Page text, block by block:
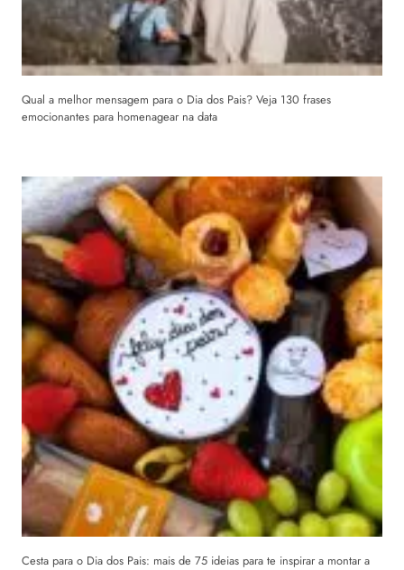
Qual a melhor mensagem para o Dia dos Pais? Veja 130 frases
emocionantes para homenagear na data
Cesta para o Dia dos Pais: mais de 75 ideias para te inspirar a montar a